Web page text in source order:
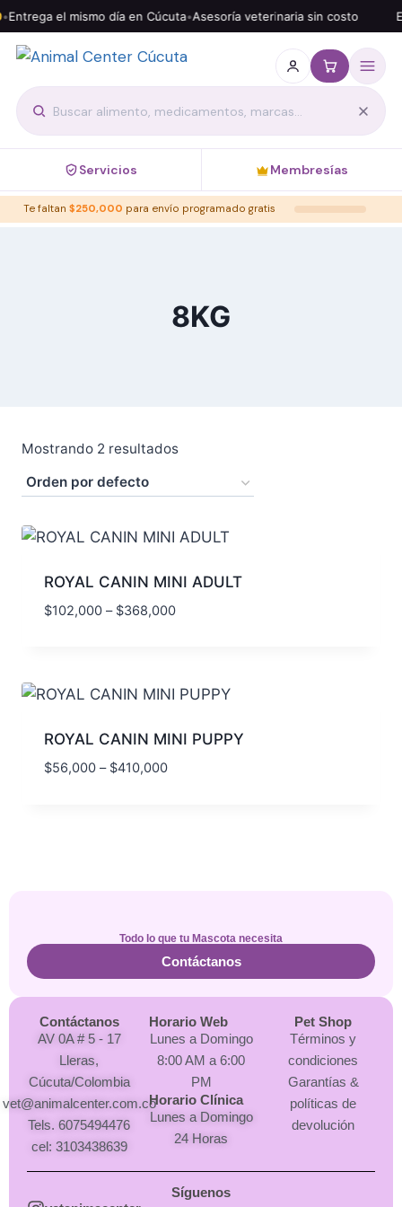
Entrega el mismo día en Cúcuta•Asesoría veterinaria sin costo
Servicios Membresías
Te faltan $250,000 para envío programado gratis
8KG
Mostrando 2 resultados
ROYAL CANIN MINI ADULT
$102,000 – $368,000
ROYAL CANIN MINI PUPPY
$56,000 – $410,000
Todo lo que tu Mascota necesita
Contáctanos
Contáctanos
AV 0A # 5 - 17
Lleras,
Cúcuta/Colombia
vet@animalcenter.com.co
Tels. 6075494476
cel: 3103438639
Horario Web
Lunes a Domingo
8:00 AM a 6:00
PM
Horario Clínica
Lunes a Domingo
24 Horas
Pet Shop
Términos y
condiciones
Garantías &
políticas de
devolución
Síguenos